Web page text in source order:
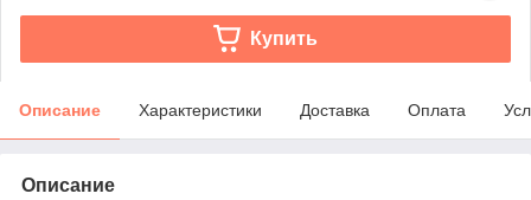
Купить
Описание Характеристики Доставка Оплата
Описание